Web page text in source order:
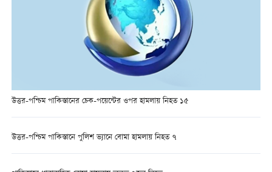
উত্তর-পশ্চিম পাকিস্তানের চেক-পয়েন্টের ওপর হামলায় নিহত ১৫
উত্তর-পশ্চিম পাকিস্তানে পুলিশ ভ্যানে বোমা হামলায় নিহত ৭